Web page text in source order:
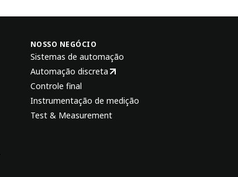
NOSSO NEGÓCIO
Sistemas de automação
Automação discreta
Controle final
Instrumentação de medição
Test & Measurement